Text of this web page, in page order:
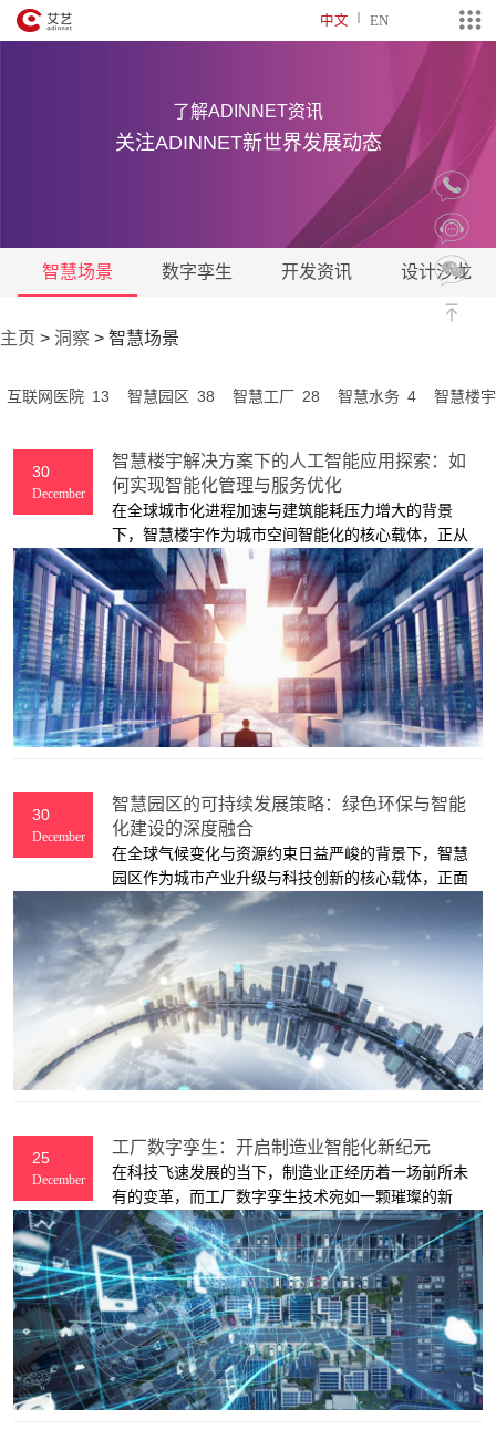
中文 EN
了解ADINNET资讯
关注ADINNET新世界发展动态
智慧场景 数字孪生 开发资讯 设计沙龙
主页 > 洞察 > 智慧场景
互联网医院 13 智慧园区 38 智慧工厂 28 智慧水务 4 智慧楼宇
30
December
智慧楼宇解决方案下的人工智能应用探索：如
何实现智能化管理与服务优化
在全球城市化进程加速与建筑能耗压力增大的背景
下，智慧楼宇作为城市空间智能化的核心载体，正从
“单一设备联网”向“全场景AI驱动”跃迁。传统楼宇管理
依赖人工巡检与经验决策，存在响应滞后、效率低
下、能耗浪费等问题；而人工智能（AI）技术的深度
应用，正通过数据感知、智能分析与自主决策，重构
楼宇的运营逻辑与服务模式。本文将从空间管理、能
源优化、安全防控、用户体验四个维度，解析AI如何
赋能智慧楼宇实现“管理提效、服务增值、绿色低碳”
的三重目标。
30
December
智慧园区的可持续发展策略：绿色环保与智能
化建设的深度融合
在全球气候变化与资源约束日益严峻的背景下，智慧
园区作为城市产业升级与科技创新的核心载体，正面
临双重使命：既要通过智能化手段提升运营效率，又
需践行绿色环保理念实现低碳转型。传统园区建设中
“重开发轻生态”“重硬件轻数据”的模式已难以为继，而
智慧园区通过物联网、大数据、人工智能等技术的深
度应用，正探索出一条“绿色+智能”的可持续发展新路
径。
25
December
工厂数字孪生：开启制造业智能化新纪元
在科技飞速发展的当下，制造业正经历着一场前所未
有的变革，而工厂数字孪生技术宛如一颗璀璨的新
星，照亮了制造业迈向智能化、高效化、可持续发展
的道路。它不仅是一种新兴的技术手段，更是推动传
统工厂转型升级、提升核心竞争力的关键力量。